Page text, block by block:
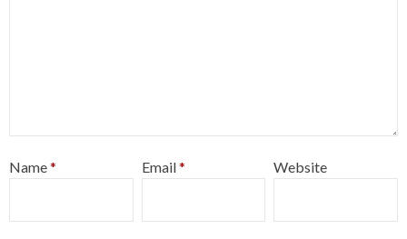
Name* Email* Website